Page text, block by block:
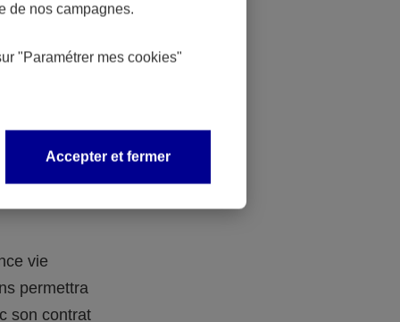
dans
vie
permettra
son contrat
de nos campagnes.
"Paramétrer mes cookies"
Accepter et fermer